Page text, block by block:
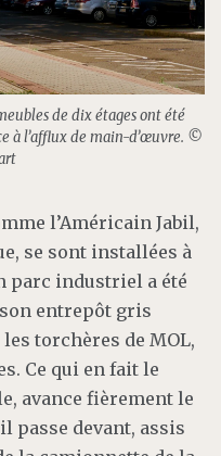
de dix étages ont été
à l’afflux de main-d’œuvre. ©
l’Américain Jabil,
se sont installées à
parc industriel a été
entrepôt gris
torchères de MOL,
Ce qui en fait le
avance fièrement le
passe devant, assis